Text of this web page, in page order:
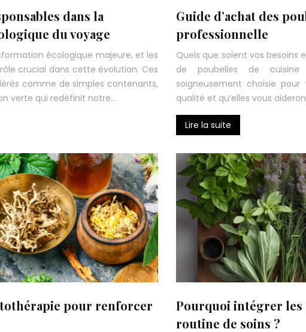
dans la
du voyage
écologique majeure, et les
crucial dans cette évolution. Ces
comme de simples contenants,
verte qui redéfinit notre…
Guide d’achat des
professionnelle
Quels que soient vos
de poubelles de
soigneusement choisie
qualité et qu’elles vous
Lire la suite
pour renforcer
Pourquoi intégrer les
routine de soins ?